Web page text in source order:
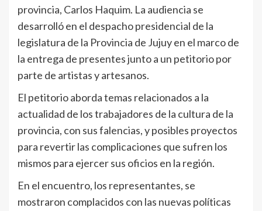
provincia, Carlos Haquim. La audiencia se
desarrolló en el despacho presidencial de la
legislatura de la Provincia de Jujuy en el marco de
la entrega de presentes junto a un petitorio por
parte de artistas y artesanos.
El petitorio aborda temas relacionados a la
actualidad de los trabajadores de la cultura de la
provincia, con sus falencias, y posibles proyectos
para revertir las complicaciones que sufren los
mismos para ejercer sus oficios en la región.
En el encuentro, los representantes, se
mostraron complacidos con las nuevas políticas